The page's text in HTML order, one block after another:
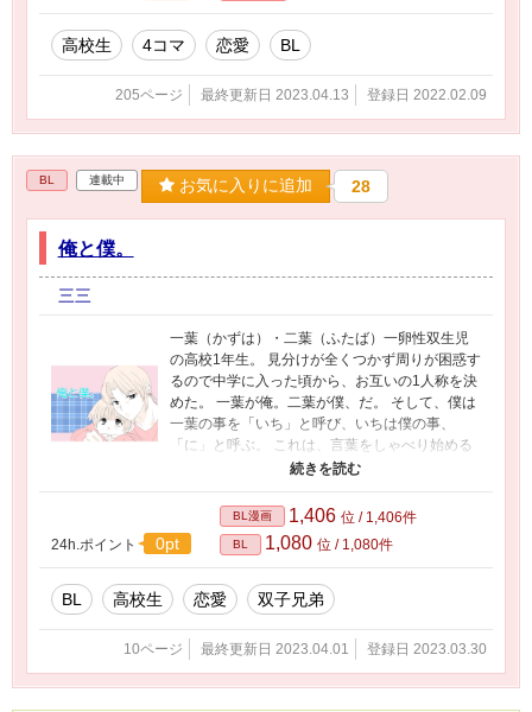
高校生 4コマ 恋愛 BL
205ページ 最終更新日 2023.04.13 登録日 2022.02.09
BL 連載中 お気に入りに追加 28
俺と僕。
三三
一葉（かずは）・二葉（ふたば）一卵性双生児
の高校1年生。 見分けが全くつかず周りが困惑す
るので中学に入った頃から、お互いの1人称を決
めた。 一葉が俺。二葉が僕、だ。 そして、僕は
一葉の事を「いち」と呼び、いちは僕の事、
「に」と呼ぶ。 これは、言葉をしゃべり始める
頃からずっとだ。 他の人には絶対に呼ばせな
は二葉の事を「に」と呼び、に。は、俺の事、
「いち」と呼ぶ。 これは、言葉をしゃべり始め
る頃からずっとだ。 他の人には絶対に呼ばせな
い。 俺たちだけ。 だって・・
24h.ポイント 0pt
BL漫画 1,406 位 / 1,406件
BL 1,080 位 / 1,080件
BL 高校生 恋愛 双子兄弟
10ページ 最終更新日 2023.04.01 登録日 2023.03.30